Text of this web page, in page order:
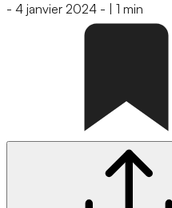
- 4 janvier 2024 - 1 min